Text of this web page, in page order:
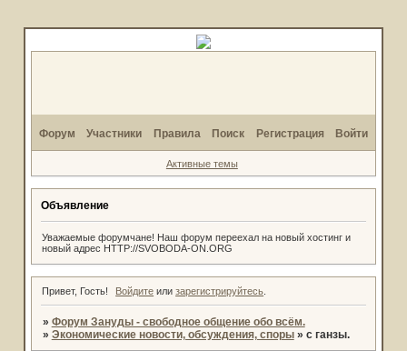
Форум Участники Правила Поиск Регистрация Войти
Активные темы
Объявление
Уважаемые форумчане! Наш форум переехал на новый хостинг и
новый адрес HTTP://SVOBODA-ON.ORG
Привет, Гость! Войдите илизарегистрируйтесь
» Форум Зануды - свободное общение обо всём.
» Экономические новости, обсуждения, споры » с ганзы.